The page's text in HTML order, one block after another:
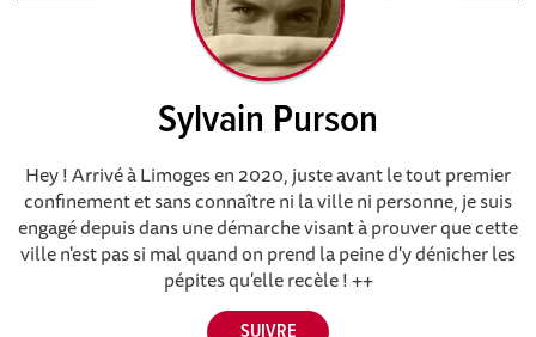
Sylvain Purson
Hey ! Arrivé à Limoges en 2020, juste avant le tout premier
confinement et sans connaître ni la ville ni personne, je suis
engagé depuis dans une démarche visant à prouver que cette
ville n'est pas si mal quand on prend la peine d'y dénicher les
pépites qu'elle recèle ! ++